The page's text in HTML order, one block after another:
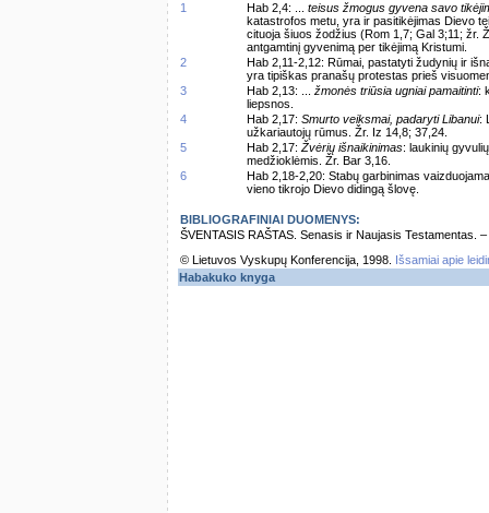
1
Hab 2,4: ... teisus žmogus gyvena savo
katastrofos metu, yra ir pasitikėjimas Dievo
cituoja šiuos žodžius (Rom 1,7; Gal 3;11; žr.
antgamtinį gyvenimą per tikėjimą Kristumi.
2
Hab 2,11-2,12: Rūmai, pastatyti žudynių ir
yra tipiškas pranašų protestas prieš
3
Hab 2,13: ... žmonės triūsia ugniai pamaitinti:
liepsnos.
4
Hab 2,17: Smurto veiksmai, padaryti Libanui:
užkariautojų rūmus. Žr. Iz 14,8; 37,24.
5
Hab 2,17: Žvėrių išnaikinimas: laukinių
medžioklėmis. Žr. Bar 3,16.
6
Hab 2,18-2,20: Stabų garbinimas
vieno tikrojo Dievo didingą šlovę.
BIBLIOGRAFINIAI DUOMENYS:
ŠVENTASIS RAŠTAS. Senasis ir Naujasis Testamentas.
© Lietuvos Vyskupų Konferencija, 1998.
Išsamiai apie
Habakuko knyga